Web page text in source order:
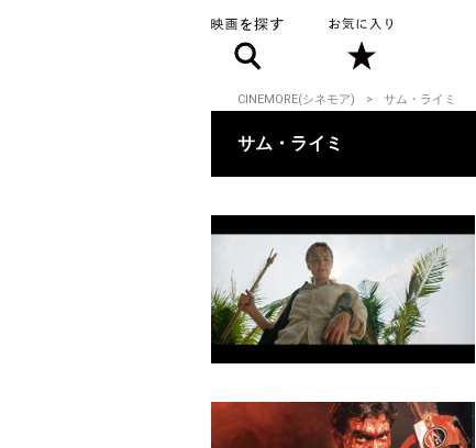
CINEMORE(シネモア) サム・ライミ
サム・ライミ